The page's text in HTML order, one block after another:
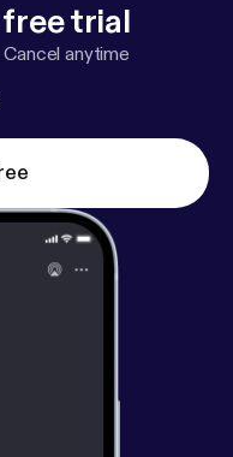
trial
Cancel anytime